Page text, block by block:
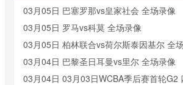
03月05日 巴塞罗那vs皇家社会 全场录像
03月05日 罗马vs科莫 全场录像
03月05日 柏林联合vs荷尔斯泰因基尔 全
03月04日 巴黎圣日耳曼vs里尔 全场录像
03月04日 03月03日WCBA季后赛首轮G2